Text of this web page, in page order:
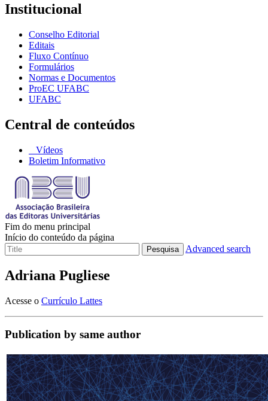
Institucional
Conselho Editorial
Editais
Fluxo Contínuo
Formulários
Normas e Documentos
ProEC UFABC
UFABC
Central de conteúdos
Vídeos
Boletim Informativo
Fim do menu principal
Início do conteúdo da página
Pesquisa Advanced search
Adriana Pugliese
Acesse o Currículo Lattes
Publication by same author